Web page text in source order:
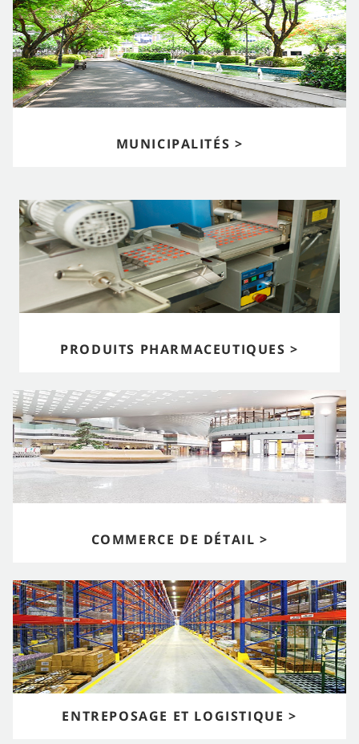
MUNICIPALITÉS >
PRODUITS PHARMACEUTIQUES >
COMMERCE DE DÉTAIL >
ENTREPOSAGE ET LOGISTIQUE >